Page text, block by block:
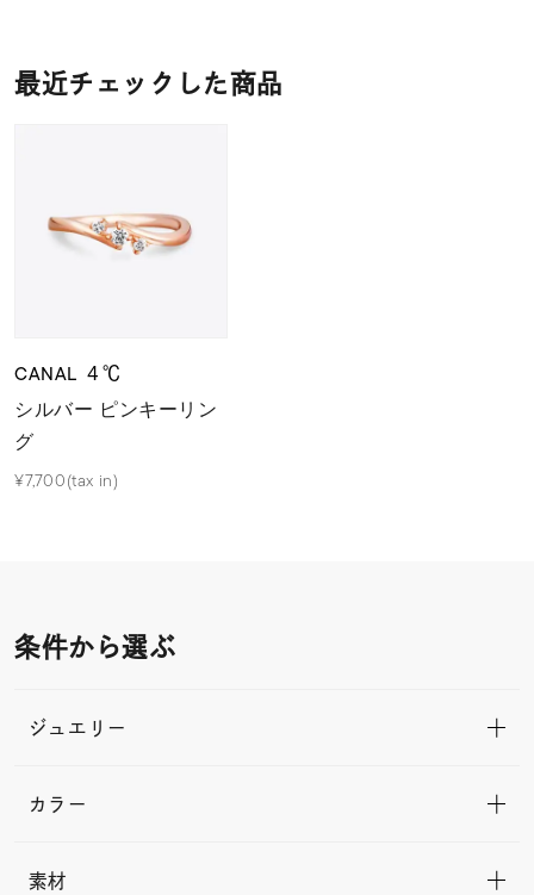
最近チェックした商品
CANAL ４℃
シルバー ピンキーリン
グ
¥7,700(tax in)
条件から選ぶ
ジュエリー
カラー
素材